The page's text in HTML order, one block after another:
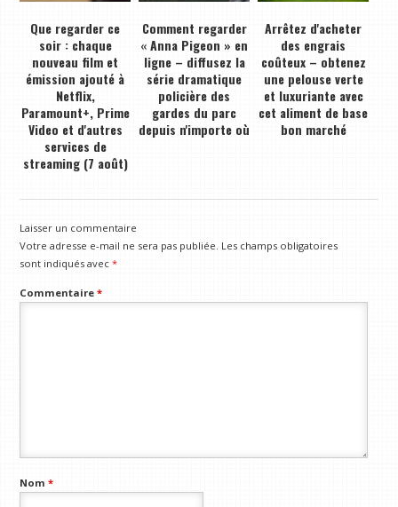
Que regarder ce
soir : chaque
nouveau film et
émission ajouté à
Netflix,
Paramount+, Prime
Video et d'autres
services de
streaming (7 août)
Comment regarder
« Anna Pigeon » en
ligne – diffusez la
série dramatique
policière des
gardes du parc
depuis n'importe où
Arrêtez d'acheter
des engrais
coûteux – obtenez
une pelouse verte
et luxuriante avec
cet aliment de base
bon marché
Laisser un commentaire
Votre adresse e-mail ne sera pas publiée. Les champs obligatoires
sont indiqués avec*
Commentaire*
Nom*